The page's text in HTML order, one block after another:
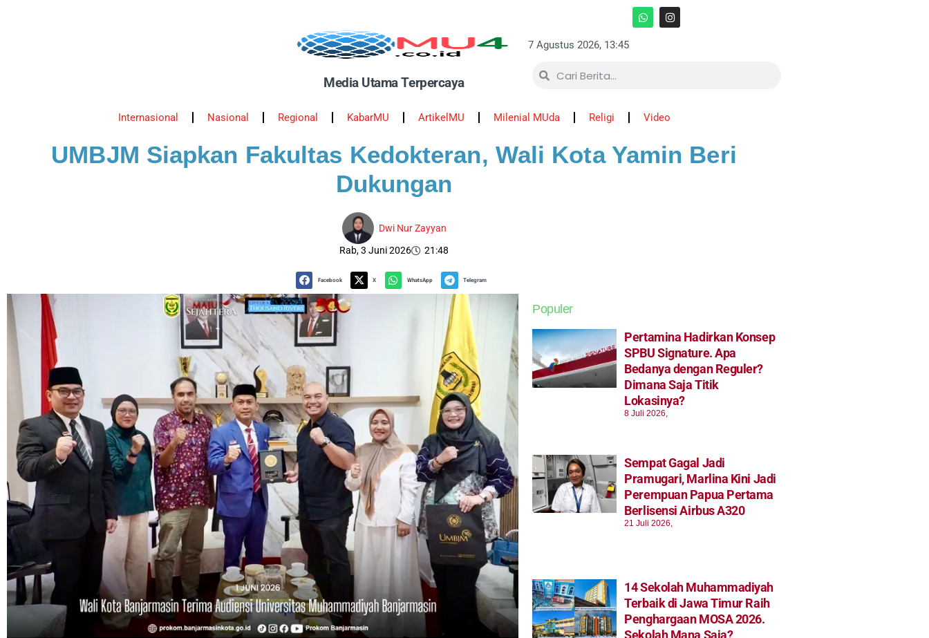
Media Utama Terpercaya
7 Agustus 2026, 13:45
Internasional Nasional Regional KabarMU ArtikelMU Milenial MUda Religi Video
UMBJM Siapkan Fakultas Kedokteran, Wali Kota Yamin Beri
Dukungan
Dwi Nur Zayyan
Rab, 3 Juni 2026 21:48
Facebook X WhatsApp Telegram
Populer
Pertamina Hadirkan Konsep
SPBU Signature. Apa
Bedanya dengan Reguler?
Dimana Saja Titik
Lokasinya?
8 Juli 2026,
Sempat Gagal Jadi
Pramugari, Marlina Kini Jadi
Perempuan Papua Pertama
Berlisensi Airbus A320
21 Juli 2026,
14 Sekolah Muhammadiyah
Terbaik di Jawa Timur Raih
Penghargaan MOSA 2026.
Sekolah Mana Saja?